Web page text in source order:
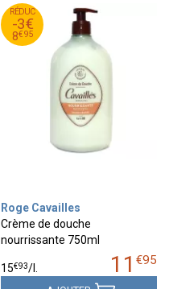
RÉDUC
-3€
8€95
11
€
95
8
€
95
Roge Cavailles
Crème de douche
nourrissante 750ml
11 €95
15€93/l.